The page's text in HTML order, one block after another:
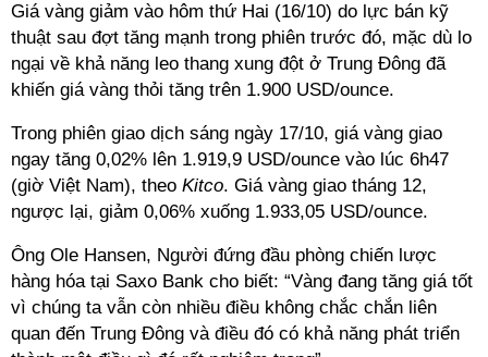
Giá vàng giảm vào hôm thứ Hai (16/10) do lực bán kỹ
thuật sau đợt tăng mạnh trong phiên trước đó, mặc dù lo
ngại về khả năng leo thang xung đột ở Trung Đông đã
khiến giá vàng thỏi tăng trên 1.900 USD/ounce.
Trong phiên giao dịch sáng ngày 17/10, giá vàng giao
ngay tăng 0,02% lên 1.919,9 USD/ounce vào lúc 6h47
(giờ Việt Nam), theo Kitco. Giá vàng giao tháng 12,
ngược lại, giảm 0,06% xuống 1.933,05 USD/ounce.
Ông Ole Hansen, Người đứng đầu phòng chiến lược
hàng hóa tại Saxo Bank cho biết: “Vàng đang tăng giá tốt
vì chúng ta vẫn còn nhiều điều không chắc chắn liên
quan đến Trung Đông và điều đó có khả năng phát triển